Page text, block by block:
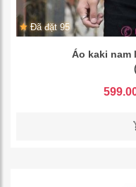
Đã đặt 95
Áo kaki nam